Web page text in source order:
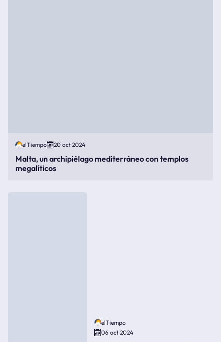
elTiempo 20 oct 2024
Malta, un archipiélago mediterráneo con templos
megalíticos
elTiempo
06 oct 2024